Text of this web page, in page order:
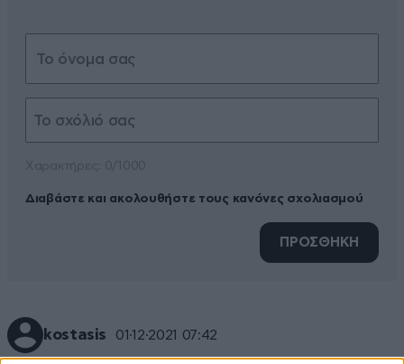
Διαβάστε και ακολουθήστε τους κανόνες σχολιασμού
ΠΡΟΣΘΗΚΗ
kostasis 01·12·2021 07:42